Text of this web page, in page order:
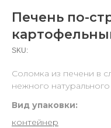
Печень по-
SKU:
Соломка из печени в
нежного
Вид упаковки:
контейнер